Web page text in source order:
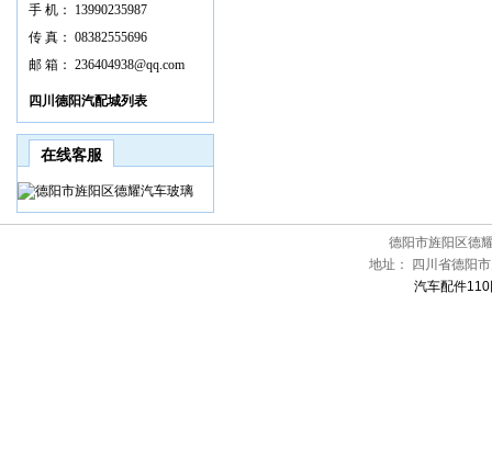
手 机：
13990235987
传 真： 08382555696
邮 箱： 236404938@qq.com
四川德阳汽配城列表
在线客服
德阳市旌阳区德
地址：
四川省德阳
汽车配件